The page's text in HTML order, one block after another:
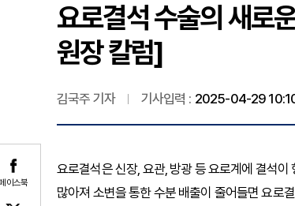
이스북
요로결석 수술의 새로
원장 칼럼]
김국주 기자 기사입력 : 2025-04-29
요로결석은 신장, 요관, 방광 등 요로계에 결석
많아져 소변을 통한 수분 배출이 줄어들면 요로